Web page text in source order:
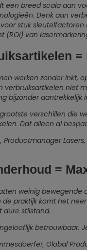
een breed scala aan
Denk aan
voor stuk
(ROI) van
werken zonder inkt,
verbruiksartikelen niet
bijzonder
grootste verschillen die
Dat alleen al
Productmanager
=
weinig bewegende
de praktijk komt het
dure stilstand.
betrouwbaar.
Global